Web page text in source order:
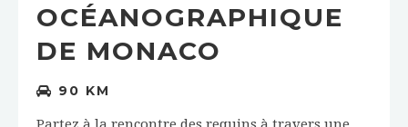
OCÉANOGRAPHIQUE
DE MONACO
90 KM